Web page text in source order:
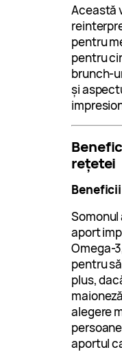
Această
pentru
pentru
brunch-
și
rețetei
aport
Omega-
pentru
plus,
alegere
aportul